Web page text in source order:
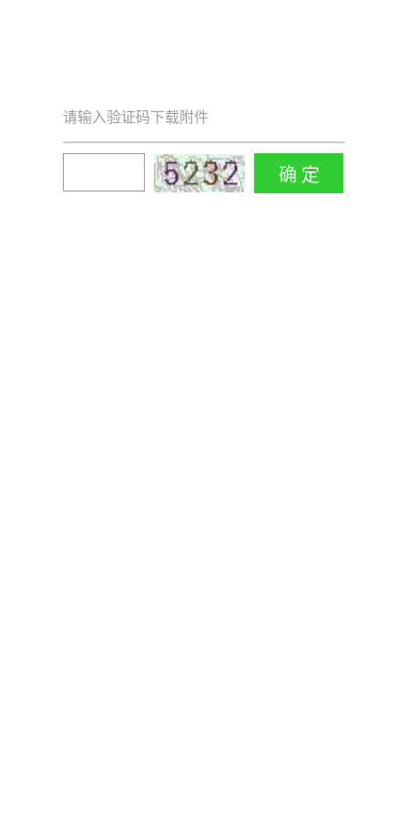
请输入验证码下载附件